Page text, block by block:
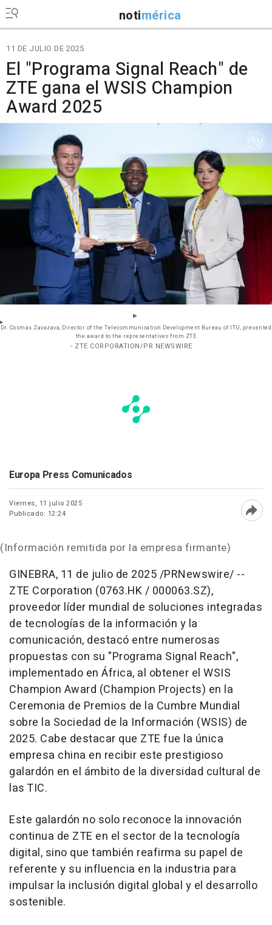
notimérica
11 DE JULIO DE 2025
El "Programa Signal Reach" de
ZTE gana el WSIS Champion
Award 2025
Dr. Cosmas Zavazava, Director of the Telecommunication Development Bureau of ITU, presented
the award to the representatives from ZTE
- ZTE CORPORATION/PR NEWSWIRE
Europa Press Comunicados
Viernes, 11 julio 2025
Publicado: 12:24
(Información remitida por la empresa firmante)
GINEBRA, 11 de julio de 2025/PRNewswire/ --
ZTE Corporation (0763.HK / 000063.SZ),
proveedor líder mundial de soluciones integradas
de tecnologías de la información y la
comunicación, destacó entre numerosas
propuestas con su "Programa Signal Reach",
implementado en África, al obtener el WSIS
Champion Award (Champion Projects) en la
Ceremonia de Premios de la Cumbre Mundial
sobre la Sociedad de la Información (WSIS) de
2025. Cabe destacar que ZTE fue la única
empresa china en recibir este prestigioso
galardón en el ámbito de la diversidad cultural de
las TIC.
Este galardón no solo reconoce la innovación
continua de ZTE en el sector de la tecnología
digital, sino que también reafirma su papel de
referente y su influencia en la industria para
impulsar la inclusión digital global y el desarrollo
sostenible.